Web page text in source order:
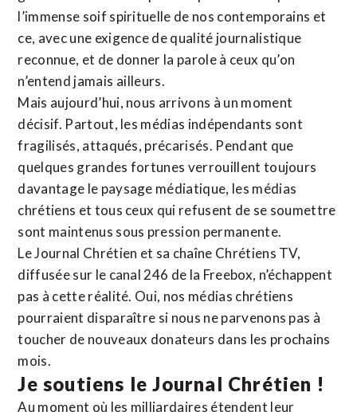
l’immense soif spirituelle de nos contemporains et
ce, avec une exigence de qualité journalistique
reconnue, et de donner la parole à ceux qu’on
n’entend jamais ailleurs.
Mais aujourd’hui, nous arrivons à un moment
décisif. Partout, les médias indépendants sont
fragilisés, attaqués, précarisés. Pendant que
quelques grandes fortunes verrouillent toujours
davantage le paysage médiatique, les médias
chrétiens et tous ceux qui refusent de se soumettre
sont maintenus sous pression permanente.
Le Journal Chrétien et sa chaîne Chrétiens TV,
diffusée sur le canal 246 de la Freebox, n’échappent
pas à cette réalité. Oui, nos médias chrétiens
pourraient disparaître si nous ne parvenons pas à
toucher de nouveaux donateurs dans les prochains
mois.
Je soutiens le Journal Chrétien !
Au moment où les milliardaires étendent leur